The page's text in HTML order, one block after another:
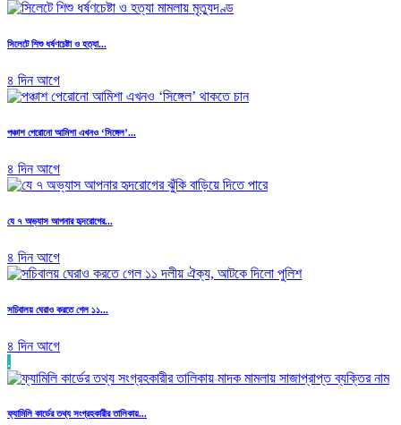
সিলেটে শিশু ধর্ষণচেষ্টা ও হত্যা...
৪ দিন আগে
পঞ্চাশ পেরোনো আমিশা এখনও ‘সিঙ্গেল’...
৪ দিন আগে
যে ৭ অভ্যাস আপনার হৃদরোগের...
৪ দিন আগে
সচিবালয় ঘেরাও করতে গেল ১১...
৪ দিন আগে
.
ফ্যামিলি কার্ডের তথ্য সংগ্রহকারীর তালিকায়...